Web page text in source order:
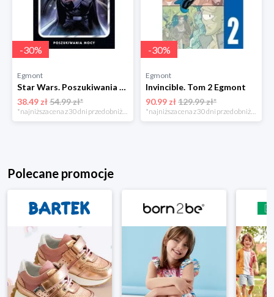
-30%
Egmont
Star Wars. Poszukiwania Mocy. Tom 6 Egmont
38.49 zł54.99 zł*
*najniższa cena z 30 dni przed obniżką
-30%
Egmont
Invincible. Tom 2 Egmont
90.99 zł129.99 zł*
*najniższa cena z 30 dni przed obniżką
Polecane promocje